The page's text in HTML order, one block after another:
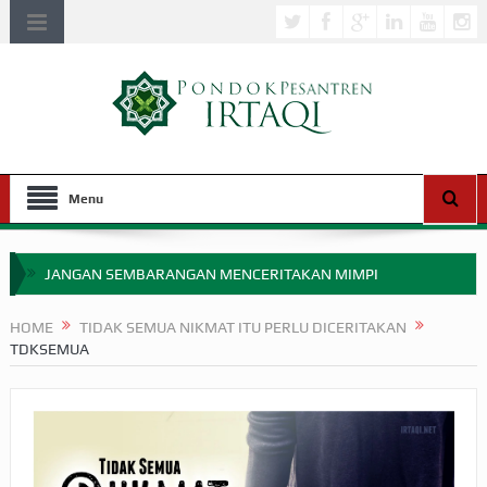
Menu
JANGAN SEMBARANGAN MENCERITAKAN MIMPI
MIMPI YANG DIABAIKAN MENJELANG PERANG BADAR
HAKIKAT NIKMAT DI DUNIA!
HOME
TIDAK SEMUA NIKMAT ITU PERLU DICERITAKAN
TDKSEMUA